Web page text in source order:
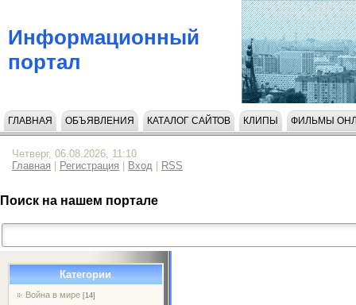
Информационный
портал
ГЛАВНАЯ ОБЪЯВЛЕНИЯ КАТАЛОГ САЙТОВ КЛИПЫ ФИЛЬМЫ
Четверг, 06.08.2026, 11:10
Главная
Регистрация Вход RSS
Поиск на нашем портале
Категории
Война в мире [14]